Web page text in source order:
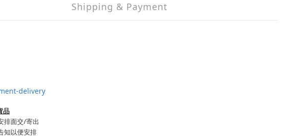
Shipping & Payment
delivery
品
排面交/寄出
知以便安排